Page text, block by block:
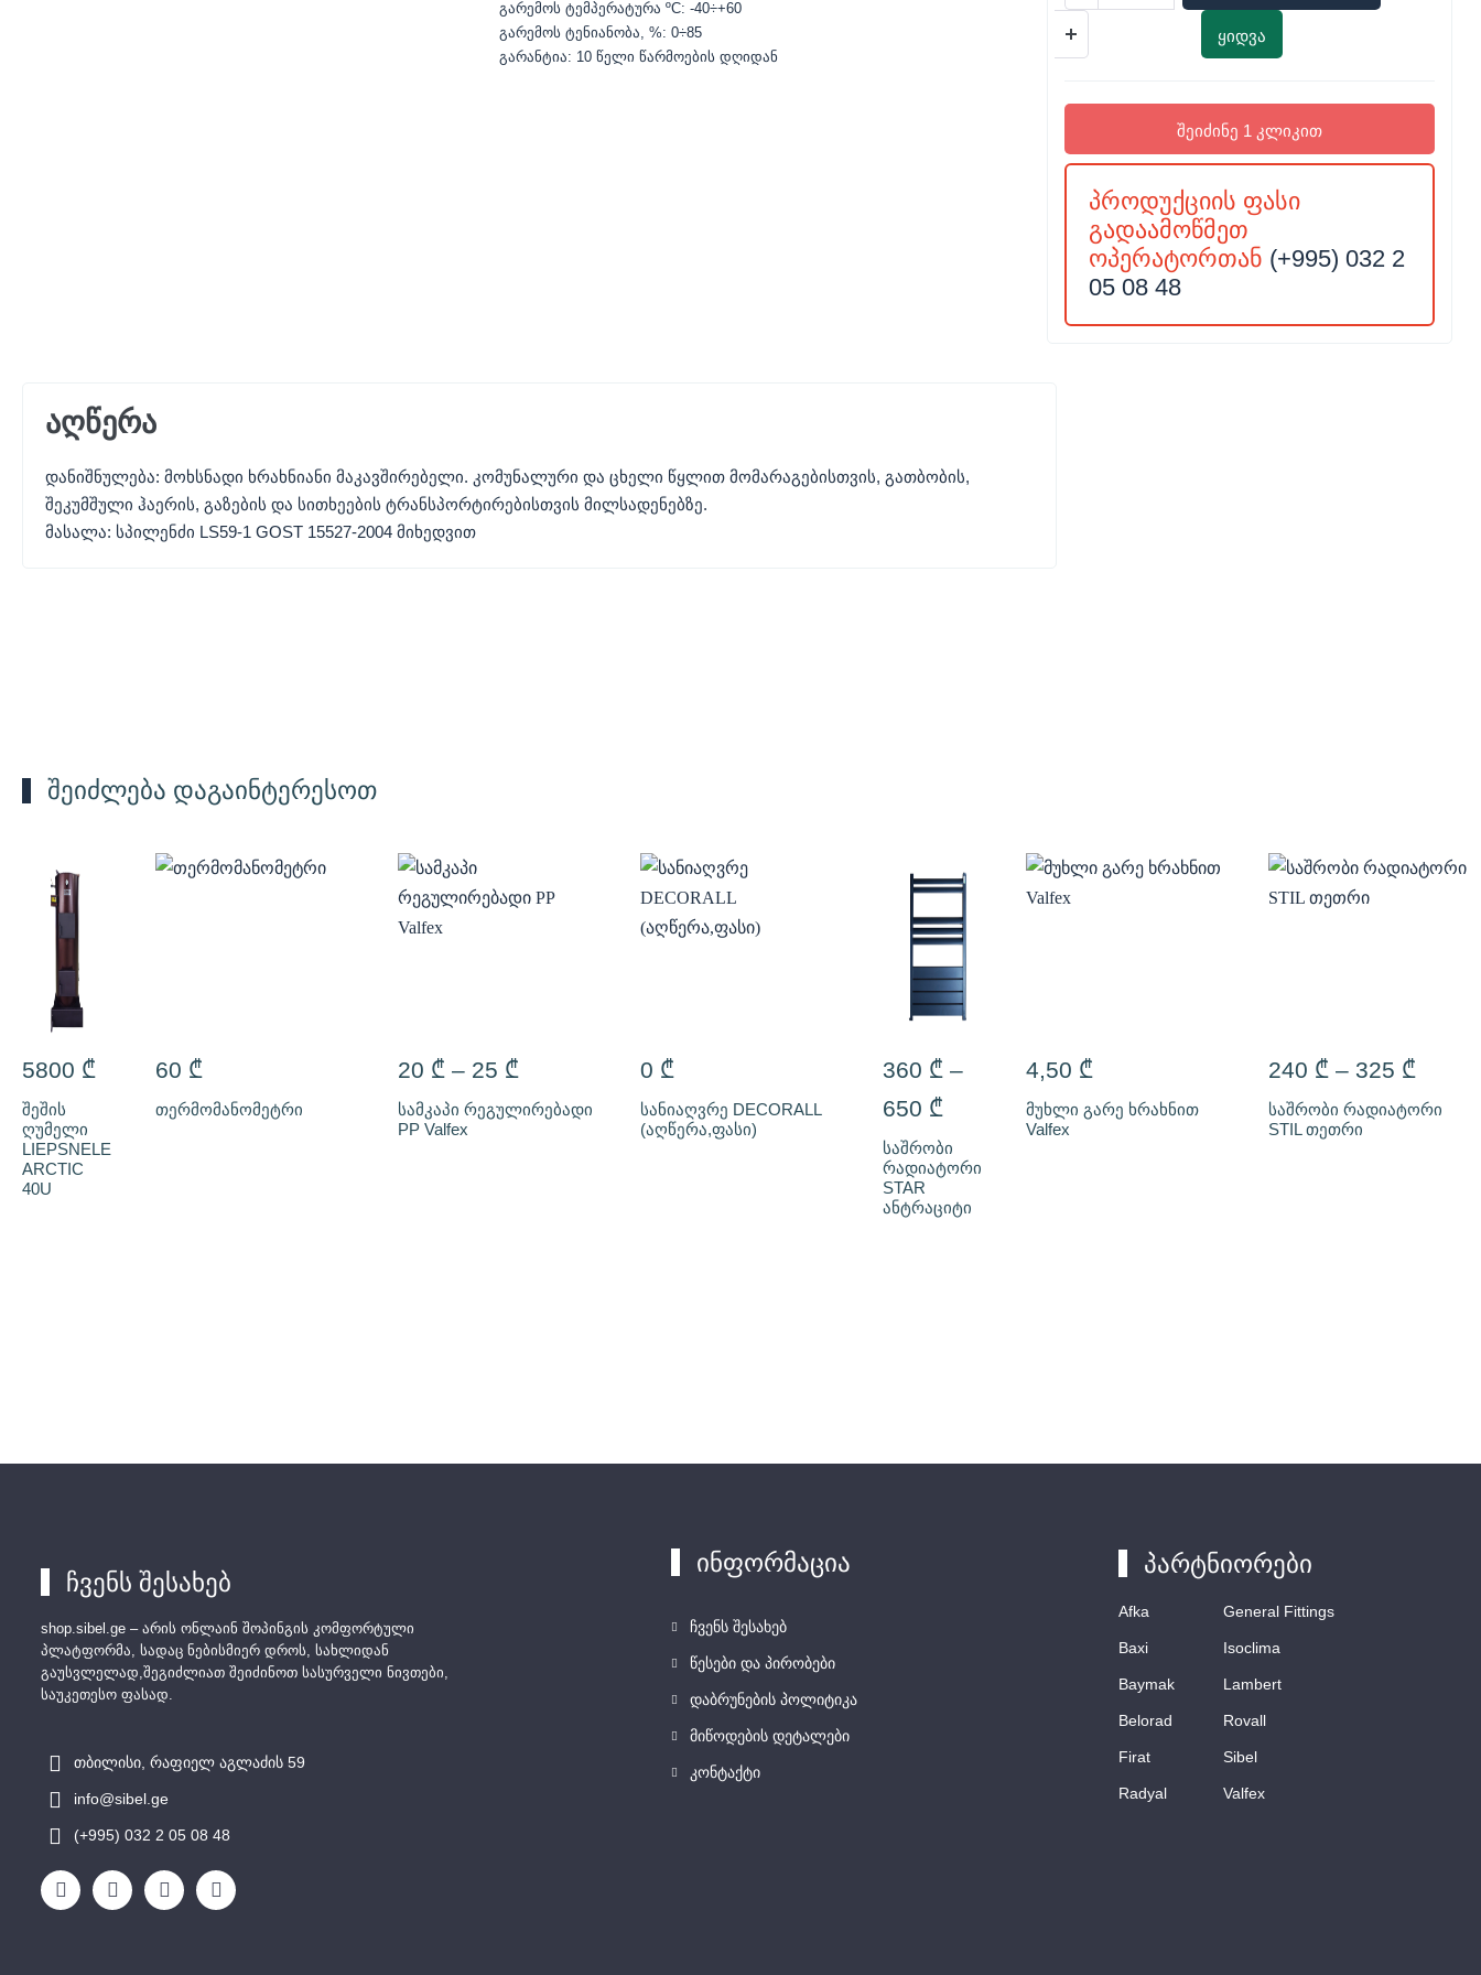
გარემოს ტემპერატურა ºС: -40÷+60
გარემოს ტენიანობა, %: 0÷85
გარანტია: 10 წელი წარმოების დღიდან
ყიდვა
შეიძინე 1 კლიკით
პროდუქციის ფასი
გადაამოწმეთ
ოპერატორთან (+995) 032 2
05 08 48
აღწერა
დანიშნულება: მოხსნადი ხრახნიანი მაკავშირებელი. კომუნალური და ცხელი წყლით მომარაგებისთვის, გათბობის,
შეკუმშული ჰაერის, გაზების და სითხეების ტრანსპორტირებისთვის მილსადენებზე.
მასალა: სპილენძი LS59-1 GOST 15527-2004 მიხედვით
შეიძლება დაგაინტერესოთ
5800 ₾
შეშის
ღუმელი
LIEPSNELE
ARCTIC
40U
60 ₾
თერმომანომეტრი
20 ₾ – 25 ₾
სამკაპი რეგულირებადი
PP Valfex
0 ₾
სანიაღვრე DECORALL
(აღწერა,ფასი)
360 ₾ –
650 ₾
საშრობი
რადიატორი
STAR
ანტრაციტი
4,50 ₾
მუხლი გარე ხრახნით
Valfex
240 ₾ – 325 ₾
საშრობი რადიატორი
STIL თეთრი
ჩვენს შესახებ
shop.sibel.ge – არის ონლაინ შოპინგის კომფორტული
პლატფორმა, სადაც ნებისმიერ დროს, სახლიდან
გაუსვლელად,შეგიძლიათ შეიძინოთ სასურველი ნივთები,
საუკეთესო ფასად.
თბილისი, რაფიელ აგლაძის 59
info@sibel.ge
(+995) 032 2 05 08 48
ინფორმაცია
ჩვენს შესახებ
წესები და პირობები
დაბრუნების პოლიტიკა
მიწოდების დეტალები
კონტაქტი
პარტნიორები
Afka
Baxi
Baymak
Belorad
Firat
Radyal
General Fittings
Isoclima
Lambert
Rovall
Sibel
Valfex